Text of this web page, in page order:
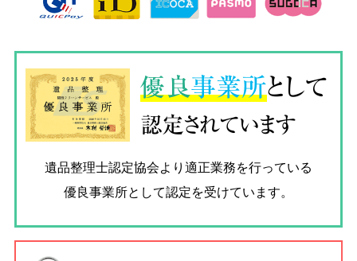
優良事業所として
認定されています
遺品整理士認定協会より適正業務を行っている
優良事業所として認定を受けています。